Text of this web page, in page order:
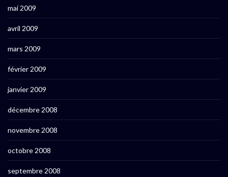
mai 2009
avril 2009
mars 2009
février 2009
janvier 2009
décembre 2008
novembre 2008
octobre 2008
septembre 2008